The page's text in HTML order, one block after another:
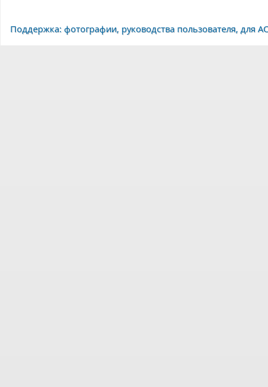
Поддержка: фотографии, руководства пользователя, для